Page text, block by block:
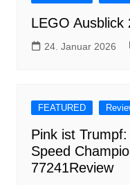
LEGO Ausblick
24. Januar 2026
FEATURED
Pink ist
Speed
77241Review